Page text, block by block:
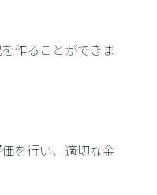
作ることができま
を行い、適切な金